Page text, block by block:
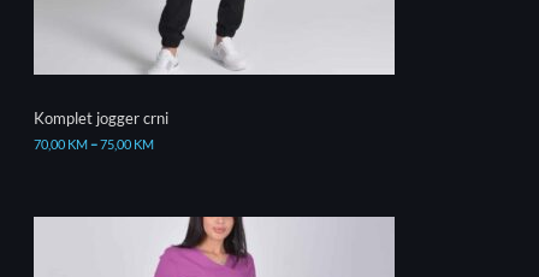
Komplet jogger crni
70,00 KM–75,00 KM